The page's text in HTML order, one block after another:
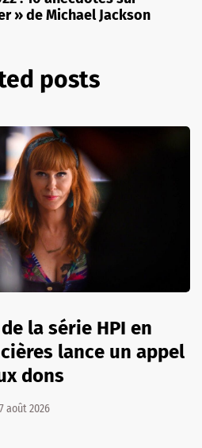
» de Michael Jackson
posts
la série HPI en
lance un appel
dons
7 août 2026